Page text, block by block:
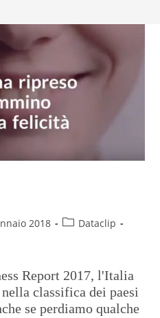
2018
Dataclip
Report 2017, l'Italia
classifica dei paesi
se perdiamo qualche